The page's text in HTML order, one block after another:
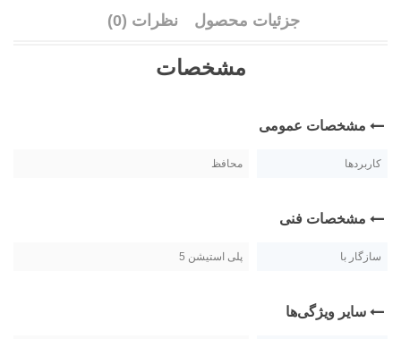
جزئیات محصول نظرات (0)
مشخصات
مشخصات عمومی
کاربردها محافظ
مشخصات فنی
سازگار با پلی استیشن 5
سایر ویژگی‌ها